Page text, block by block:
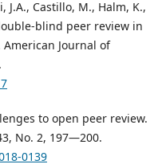
J.A., Castillo, M., Halm, K.,
blind peer review in
Journal of
to open peer review.
No. 2, 197—200.
0139